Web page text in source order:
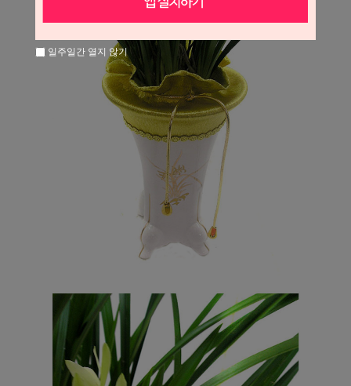
일주일간 열지 않기